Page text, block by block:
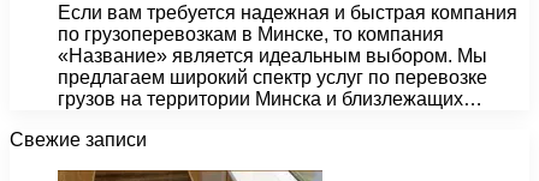
Если вам требуется надежная и быстрая компания
по грузоперевозкам в Минске, то компания
«Название» является идеальным выбором. Мы
предлагаем широкий спектр услуг по перевозке
грузов на территории Минска и близлежащих…
Свежие записи